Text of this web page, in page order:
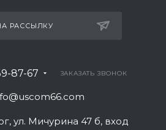
РАССЫЛКУ
87-67 ЗАКАЗАТЬ ЗВОНОК
ул. Мичурина 47 б, вход